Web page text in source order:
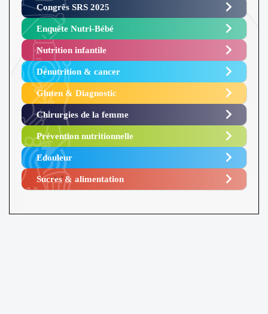
Congrès SRS 2025 ​
Enquête Nutri-Bébé ​
Nutrition infantile
Dénutrition & cancer
Gluten & Diagnostic
Chirurgies de la femme
Prévention nutritionnelle
Edouleur​
Sucres & alimentation​